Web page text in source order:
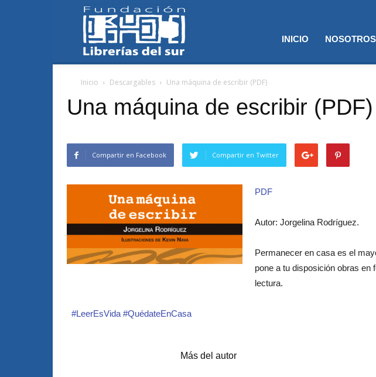
del
Sur
INICIO NOSOTROS
Inicio Descargables Una máquina de escribir (PDF)
Una máquina de escribir (PDF)
Compartir en Facebook Compartir en Twitter
PDF
Autor: Jorgelina Rodríguez.
Permanecer en casa es el
pone a tu disposición obras en
lectura.
#LeerEsVida #QuédateEnCasa
Más del autor